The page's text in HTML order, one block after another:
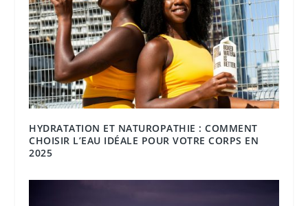
HYDRATATION ET NATUROPATHIE : COMMENT
CHOISIR L’EAU IDÉALE POUR VOTRE CORPS EN
2025